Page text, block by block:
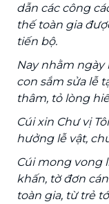
dẫn các công
thế toàn gia
tiến bộ.
Nay nhằm
con sắm sửa lễ
thâm, tỏ lòng
Cúi xin Chư vị
hưởng lễ vật,
Cúi mong vong
khấn, tờ đơn
toàn gia, từ trẻ